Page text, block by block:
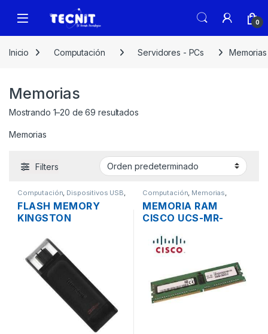
0
Inicio Computación Servidores - PCs Memorias
Memorias
Mostrando 1–20 de 69 resultados
Memorias
Filters
Computación, Dispositivos USB,
FLASH MEMORY
KINGSTON
DATA TRAVELER 70
EXODIA USB-C 3.2
Computación, Memorias,
MEMORIA RAM
CISCO UCS-MR-
8GB PC4-17000
2133MHZ ECC